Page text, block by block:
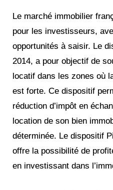
Le marché immobilier
pour les investisseurs,
opportunités à saisir. Le
2014, a pour objectif de
locatif dans les zones où
est forte. Ce dispositif
réduction d’impôt en
location de son bien
déterminée. Le dispositif
offre la possibilité de
en investissant dans